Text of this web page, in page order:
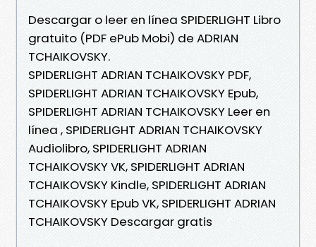
Descargar o leer en línea SPIDERLIGHT Libro
gratuito (PDF ePub Mobi) de ADRIAN
TCHAIKOVSKY.
SPIDERLIGHT ADRIAN TCHAIKOVSKY PDF,
SPIDERLIGHT ADRIAN TCHAIKOVSKY Epub,
SPIDERLIGHT ADRIAN TCHAIKOVSKY Leer en
línea , SPIDERLIGHT ADRIAN TCHAIKOVSKY
Audiolibro, SPIDERLIGHT ADRIAN
TCHAIKOVSKY VK, SPIDERLIGHT ADRIAN
TCHAIKOVSKY Kindle, SPIDERLIGHT ADRIAN
TCHAIKOVSKY Epub VK, SPIDERLIGHT ADRIAN
TCHAIKOVSKY Descargar gratis